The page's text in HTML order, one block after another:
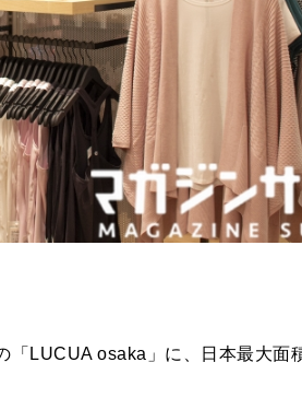
LUCUA osaka」に、日本最大面